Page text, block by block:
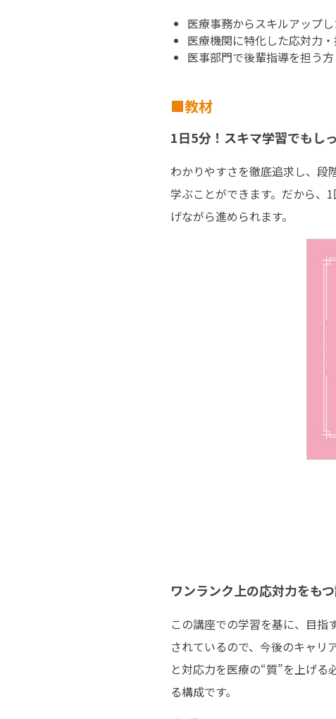
医療事務からスキルアップ
医療機関に特化した応対力
医事部門で後輩指導を担う方
教材
1日5分！スキマ学習でもし
わかりやすさを徹底追求し、段
学ぶことができます。だから、
げながら進められます。
ワンランク上の応対力をも
この講座での学習を基に、目
されているので、今後のキャ
と対応力を医療の“質”を上げ
る構成です。